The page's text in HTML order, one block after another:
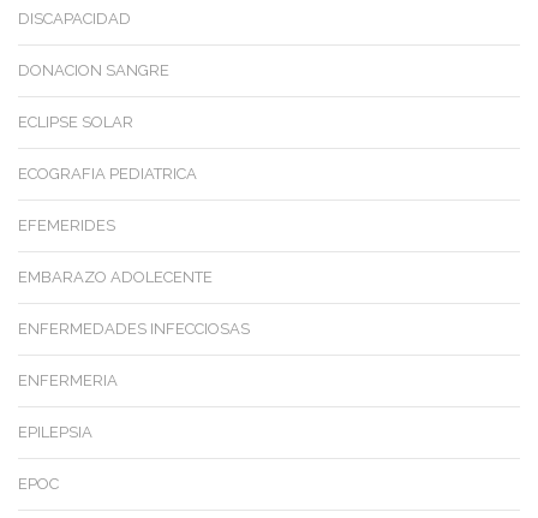
DISCAPACIDAD
DONACION SANGRE
ECLIPSE SOLAR
ECOGRAFIA PEDIATRICA
EFEMERIDES
EMBARAZO ADOLECENTE
ENFERMEDADES INFECCIOSAS
ENFERMERIA
EPILEPSIA
EPOC